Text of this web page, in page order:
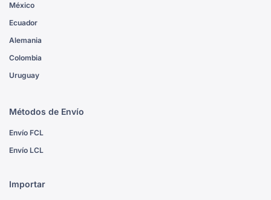
México
Ecuador
Alemania
Colombia
Uruguay
Métodos de Envío
Envío FCL
Envío LCL
Importar